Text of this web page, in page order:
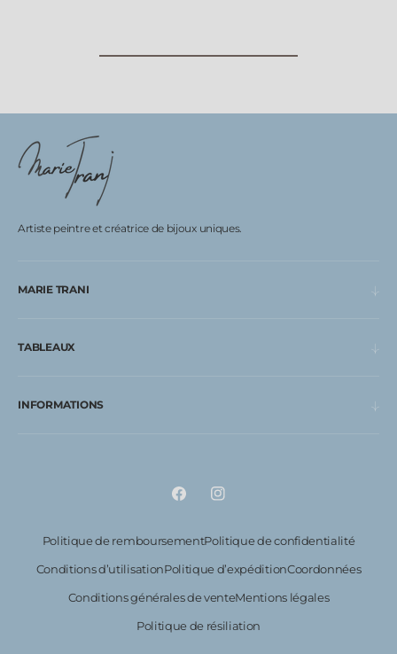
Artiste peintre et créatrice de bijoux uniques.
MARIE TRANI
TABLEAUX
INFORMATIONS
FacebookInstagram
Politique de remboursementPolitique de confidentialité
Conditions d’utilisationPolitique d’expéditionCoordonnées
Conditions générales de venteMentions légales
Politique de résiliation